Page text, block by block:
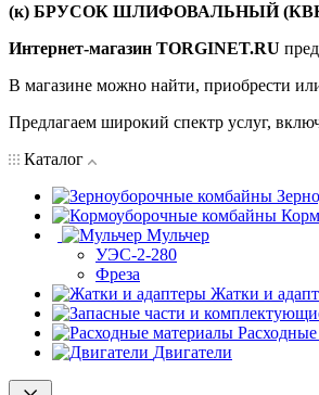
(к) БРУСОК ШЛИФОВАЛЬНЫЙ (КВК)
Интернет-магазин TORGINET.RU
В магазине можно найти, приобрести
Предлагаем широкий спектр услуг,
Каталог
Мульчер
УЭС-2-280
Фреза
Жатки и
Двигатели